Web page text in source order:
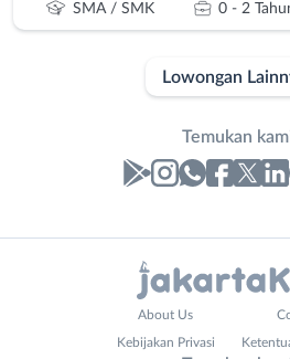
SMA / SMK 0 - 2
Lowongan
Temukan
About Us
Kebijakan Privasi